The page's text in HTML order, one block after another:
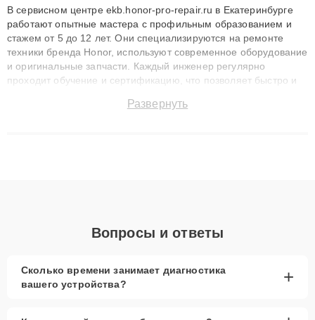
В сервисном центре ekb.honor-pro-repair.ru в Екатеринбурге
работают опытные мастера с профильным образованием и
стажем от 5 до 12 лет. Они специализируются на ремонте
техники бренда Honor, используют современное оборудование
и оригинальные запчасти. Каждый инженер регулярно
проходит обучение и сертификацию, что позволяет быстро и
сохранением гарантии до 3 лет. Наши мастера решают
Развернуть
Вопросы и ответы
Сколько времени занимает диагностика
вашего устройства?
+